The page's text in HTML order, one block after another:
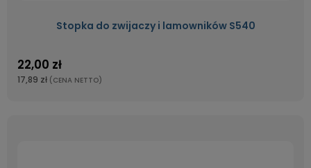
Stopka do zwijaczy i lamowników S540
22,00 zł
17,89 zł (CENA NETTO)